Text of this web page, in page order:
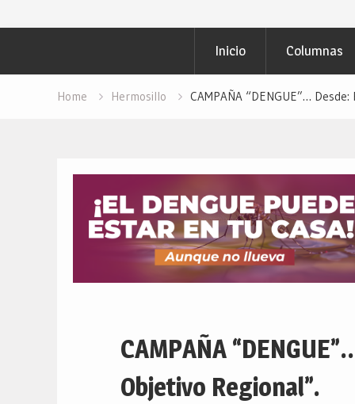
Inicio Columnas
Home Hermosillo CAMPAÑA “DENGUE”…
CAMPAÑA
Objetivo Regional”.